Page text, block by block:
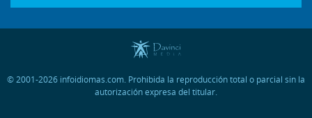
© 2001-2026 infoidiomas.com. Prohibida la reproducción total o parcial sin la
autorización expresa del titular.